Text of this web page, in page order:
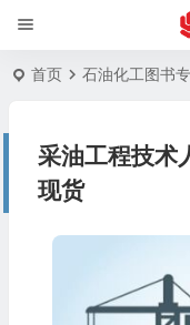
首页 石油化工图书
采油工程技术
现货